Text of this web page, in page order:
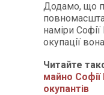
Додамо, що
наміри
окупації
Читайте
майно Софії
окупантів